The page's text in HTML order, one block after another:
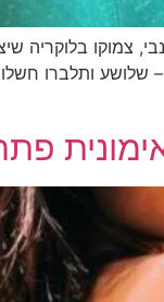
בלוקריה
שלושע ותלברו